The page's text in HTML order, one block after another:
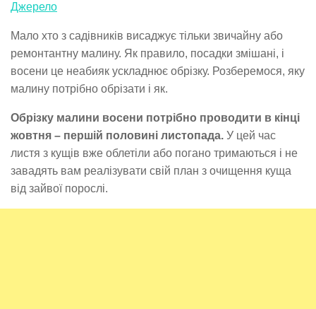
Джерело
Мало хто з садівників висаджує тільки звичайну або
ремонтантну малину. Як правило, посадки змішані, і
восени це неабияк ускладнює обрізку. Розберемося, яку
малину потрібно обрізати і як.
Обрізку малини восени потрібно проводити в кінці
жовтня – першій половині листопада. У цей час
листя з кущів вже облетіли або погано тримаються і не
завадять вам реалізувати свій план з очищення куща
від зайвої порослі.